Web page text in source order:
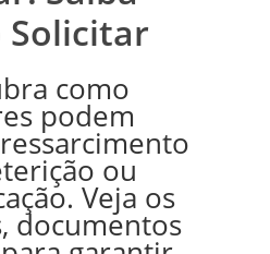
Solicitar
como
podem
ou
Veja os
documentos